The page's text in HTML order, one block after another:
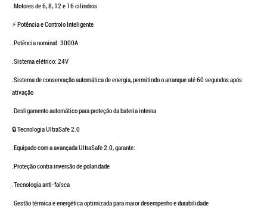
.Motores de 6, 8, 12 e 16 cilindros
⚡ Potência e Controlo Inteligente
.Potência nominal: 3000A
.Sistema elétrico: 24V
.Sistema de conservação automática de energia, permitindo o arranque até 60 segundos após
ativação
.Desligamento automático para proteção da bateria interna
🔒 Tecnologia UltraSafe 2.0
.Equipado com a avançada UltraSafe 2.0, garante:
.Proteção contra inversão de polaridade
.Tecnologia anti-faísca
.Gestão térmica e energética optimizada para maior desempenho e durabilidade